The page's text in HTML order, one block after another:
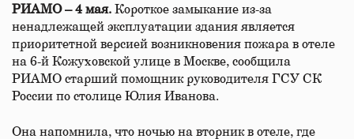
РИАМО – 4 мая. Короткое замыкание из-за
ненадлежащей эксплуатации здания является
приоритетной версией возникновения пожара в отеле
на 6-й Кожуховской улице в Москве, сообщила
РИАМО старший помощник руководителя ГСУ СК
России по столице Юлия Иванова.
Она напомнила, что ночью на вторник в отеле, где